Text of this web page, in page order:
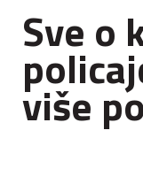
Sve o
više